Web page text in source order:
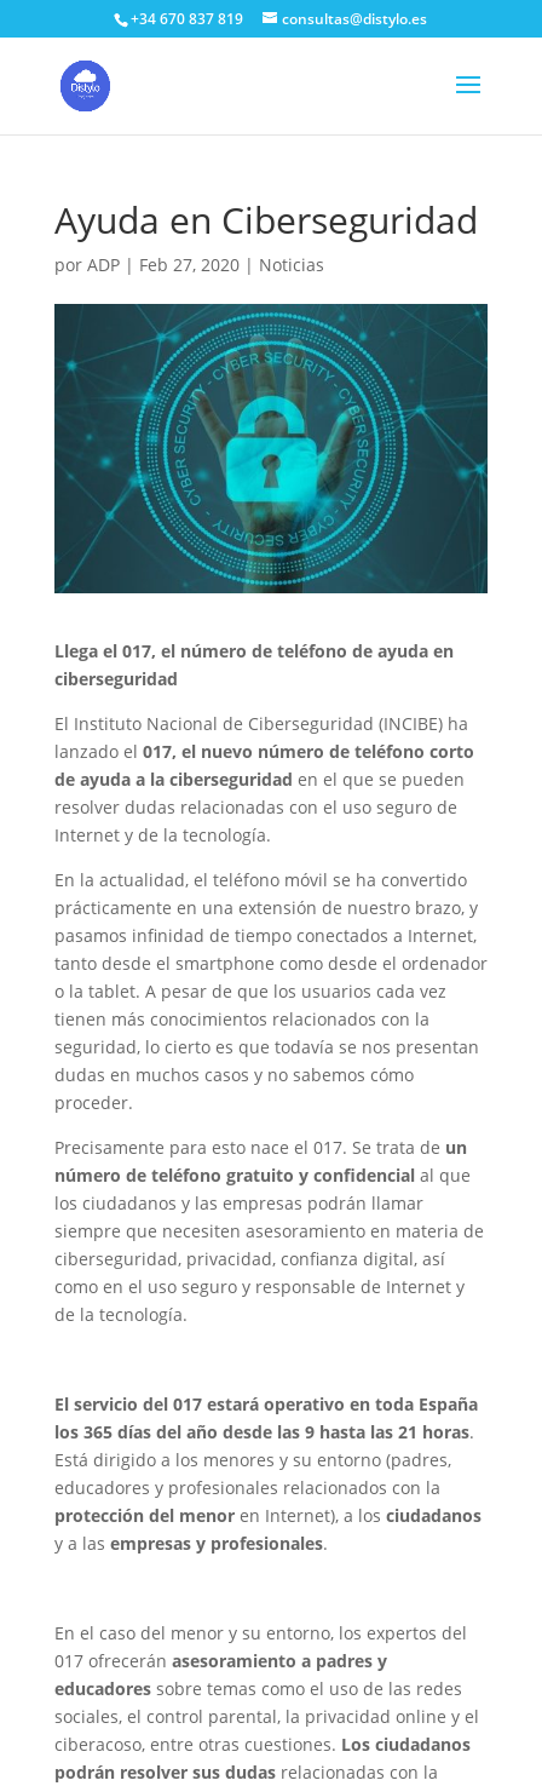
+34 670 837 819 consultas@distylo.es
Ayuda en Ciberseguridad
por ADP| Feb 27, 2020| Noticias
Llega el 017, el número de teléfono de ayuda en
ciberseguridad
El Instituto Nacional de Ciberseguridad (INCIBE) ha
lanzado el 017, el nuevo número de teléfono corto
de ayuda a la ciberseguridad en el que se pueden
resolver dudas relacionadas con el uso seguro de
Internet y de la tecnología.
En la actualidad, el teléfono móvil se ha convertido
prácticamente en una extensión de nuestro brazo, y
pasamos infinidad de tiempo conectados a Internet,
tanto desde el smartphone como desde el ordenador
o la tablet. A pesar de que los usuarios cada vez
tienen más conocimientos relacionados con la
seguridad, lo cierto es que todavía se nos presentan
dudas en muchos casos y no sabemos cómo
proceder.
Precisamente para esto nace el 017. Se trata de un
número de teléfono gratuito y confidencial al que
los ciudadanos y las empresas podrán llamar
siempre que necesiten asesoramiento en materia de
ciberseguridad, privacidad, confianza digital, así
como en el uso seguro y responsable de Internet y
de la tecnología.
El servicio del 017 estará operativo en toda España
los 365 días del año desde las 9 hasta las 21 horas.
Está dirigido a los menores y su entorno (padres,
educadores y profesionales relacionados con la
protección del menoren Internet), a los ciudadanos
y a las empresas y profesionales.
En el caso del menor y su entorno, los expertos del
017 ofrecerán asesoramiento a padres y
educadoressobre temas como el uso de las redes
sociales, el control parental, la privacidad online y el
ciberacoso, entre otras cuestiones. Los ciudadanos
podrán resolver sus dudas relacionadas con la